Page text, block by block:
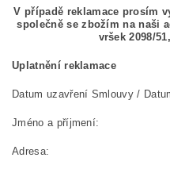
V případě reklamace prosím
společně se zbožím na naši
vršek 2098/
Uplatnění reklamace
Datum uzavření Smlouvy /
Jméno a příjmení:
Adresa: